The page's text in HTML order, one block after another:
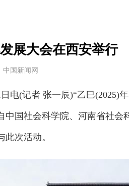
展大会在西安举行
中国新闻网
(记者 张一辰)“乙巳(2025)年
中国社会科学院、河南省社
此次活动。